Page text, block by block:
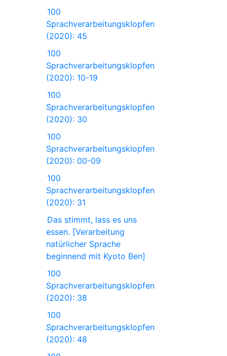
100
Sprachverarbeitungsklopfen
(2020): 45
100
Sprachverarbeitungsklopfen
(2020): 10-19
100
Sprachverarbeitungsklopfen
(2020): 30
100
Sprachverarbeitungsklopfen
(2020): 00-09
100
Sprachverarbeitungsklopfen
(2020): 31
Das stimmt, lass es uns
essen. [Verarbeitung
natürlicher Sprache
beginnend mit Kyoto Ben]
100
Sprachverarbeitungsklopfen
(2020): 38
100
Sprachverarbeitungsklopfen
(2020): 48